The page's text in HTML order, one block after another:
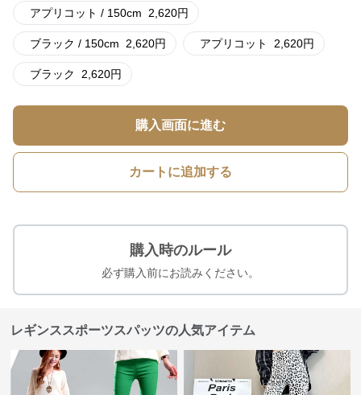
アプリコット / 150cm 2,620円
ブラック / 150cm 2,620円 アプリコット 2,620円
ブラック 2,620円
購入画面に進む
カートに追加する
購入時のルール
必ず購入前にお読みください。
レギンススポーツスパッツの人気アイテム